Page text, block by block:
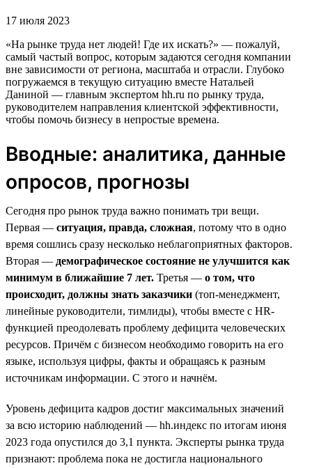
17 июля 2023
«На рынке труда нет людей! Где их искать?» — пожалуй,
самый частый вопрос, которым задаются сегодня компании
вне зависимости от региона, масштаба и отрасли. Глубоко
погружаемся в текущую ситуацию вместе Натальей
Даниной — главным экспертом hh.ru по рынку труда,
руководителем направления клиентской эффективности,
чтобы помочь бизнесу в непростые времена.
Вводные: аналитика, данные
опросов, прогнозы
Сегодня про рынок труда важно понимать три вещи.
Первая — ситуация, правда, сложная, потому что в одно
время сошлись сразу несколько неблагоприятных факторов.
Вторая — демографическое состояние не улучшится как
минимум в ближайшие 7 лет. Третья — о том, что
происходит, должны знать заказчики (топ-менеджмент,
линейные руководители, тимлиды), чтобы вместе с HR-
функцией преодолевать проблему дефицита человеческих
ресурсов. Причём с бизнесом необходимо говорить на его
языке, используя цифры, факты и обращаясь к разным
источникам информации. С этого и начнём.
Уровень дефицита кадров достиг максимальных значений
за всю историю наблюдений — hh.индекс по итогам июня
2023 года опустился до 3,1 пункта. Эксперты рынка труда
признают: проблема пока не достигла национального